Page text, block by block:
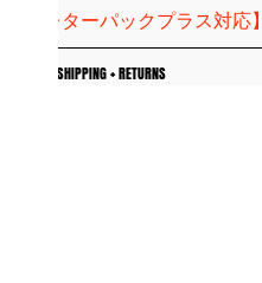
【レターパックプラス対応】
SHIPPING + RETURNS